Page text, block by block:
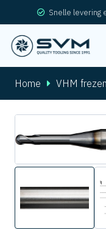
Snelle levering
Home VHM frezen